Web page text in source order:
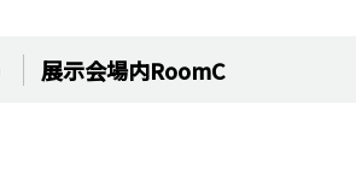
展示会場内RoomC